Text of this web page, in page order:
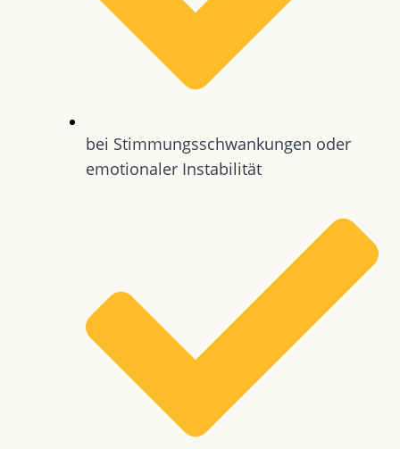
bei Stimmungsschwankungen oder
emotionaler Instabilität